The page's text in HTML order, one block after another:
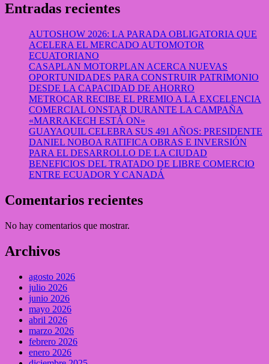
Entradas recientes
AUTOSHOW 2026: LA PARADA OBLIGATORIA QUE
ACELERA EL MERCADO AUTOMOTOR
ECUATORIANO
CASAPLAN MOTORPLAN ACERCA NUEVAS
OPORTUNIDADES PARA CONSTRUIR PATRIMONIO
DESDE LA CAPACIDAD DE AHORRO
METROCAR RECIBE EL PREMIO A LA EXCELENCIA
COMERCIAL ONSTAR DURANTE LA CAMPAÑA
«MARRAKECH ESTÁ ON»
GUAYAQUIL CELEBRA SUS 491 AÑOS: PRESIDENTE
DANIEL NOBOA RATIFICA OBRAS E INVERSIÓN
PARA EL DESARROLLO DE LA CIUDAD
BENEFICIOS DEL TRATADO DE LIBRE COMERCIO
ENTRE ECUADOR Y CANADÁ
Comentarios recientes
No hay comentarios que mostrar.
Archivos
agosto 2026
julio 2026
junio 2026
mayo 2026
abril 2026
marzo 2026
febrero 2026
enero 2026